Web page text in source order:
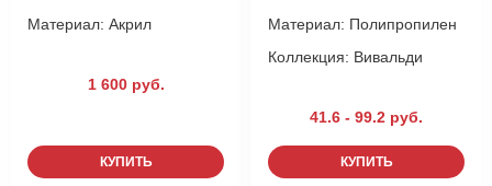
Материал: Акрил
1 600 руб.
КУПИТЬ
Материал: Полипропилен
Коллекция: Вивальди
41.6 - 99.2 руб.
КУПИТЬ